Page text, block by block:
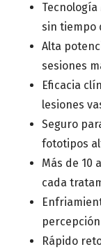
Mensaje
sin tiempo
Alta
sesiones
Eficacia
lesiones
Seguro
fototipos
Más de 10
cada
Rápido